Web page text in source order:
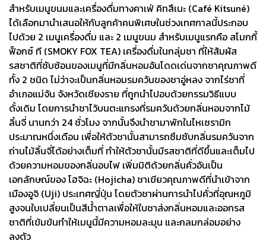
สำหรับเมนูขนมและเครื่องดื่มทางคาเฟ่ คิทสึเนะ (Café Kitsuné)
ได้เลือกมานำเสนอให้กับลูกค้าคนพิเศษในช่วงเทศกาลนี้ประกอบ
ไปด้วย 2 เมนูเครื่องดื่ม และ 2 เมนูขนม สำหรับเมนูแรกคือ สโมกกี้
ฟ็อกซ์ ที (SMOKY FOX TEA) เครื่องดื่มในกลุ่มชา ที่ให้สัมผัส
รสชาติที่ซับซ้อนของเมนูที่มีกลิ่นหอมอันโดดเด่นจากชาคุณภาพดี
ทั้ง 2 ชนิด ไม่ว่าจะเป็นกลิ่นหอมรมควันของชาอู่หลง จากไร่ชาที่
อำเภอแม่จัน จังหวัดเชียงราย ที่ถูกนำไปอบด้วยกรรมวิธีแบบ
ดั้งเดิม โดยการนำชาไว้บนตะแกรงที่รมควันด้วยกลิ่นหอมจากไม้
ลิ้นจี่ นานกว่า 24 ชั่วโมง จากนั้นจึงนำชามาพักในไหเซรามิก
ประมาณหนึ่งเดือน เพื่อให้ตัวชานั้นสามารถซึมซับกลิ่นรมควันจาก
ถ่านไม้ลิ้นจี่ได้อย่างเต็มที่ ทำให้ตัวชานั้นมีรสชาติที่ดีขึ้นและเต็มไป
ด้วยความหอมของกลิ่นอบไฟ เพิ่มมิติด้วยกลิ่นคั่วอันเป็น
เอกลักษณ์ของ โฮจิฉะ (Hojicha) ชาเขียวคุณภาพดีที่นำเข้าจาก
เมืองอูจิ (Uji) ประเทศญี่ปุ่น โดยตัวชาผ่านการนำไปคั่วที่อุณหภูมิ
สูงจนใบเปลี่ยนเป็นสีน้ำตาลเพื่อให้ใบชาส่งกลิ่นหอมและออกรส
ชาติที่เข้มข้นทำให้เมนูนี้มีความหอมละมุน และกลมกล่อมอย่าง
ลงตัว